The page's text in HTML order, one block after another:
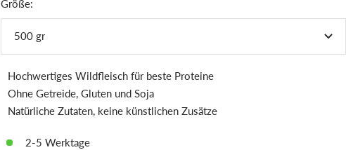
Größe:
500 gr
Hochwertiges Wildfleisch für beste Proteine
Ohne Getreide, Gluten und Soja
Natürliche Zutaten, keine künstlichen Zusätze
2-5 Werktage